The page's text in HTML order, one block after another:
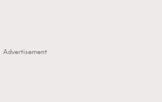
Advertisement